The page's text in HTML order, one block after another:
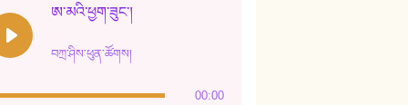
ཨ་མའི་ཕྱག་ཟུང་།
བཀྲ་ཤིས་ཕུན་ཚོགས།
00:00